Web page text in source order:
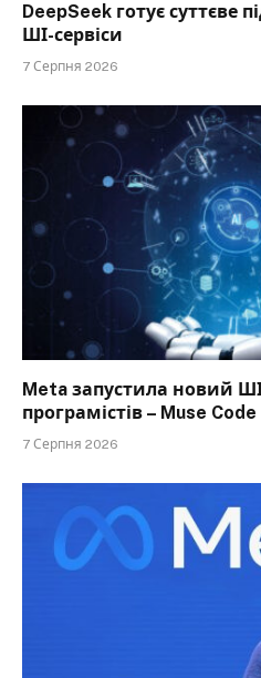
DeepSeek готує суттєве
ШІ-сервіси
7 Серпня 2026
Meta запустила новий
програмістів – Muse Code
7 Серпня 2026